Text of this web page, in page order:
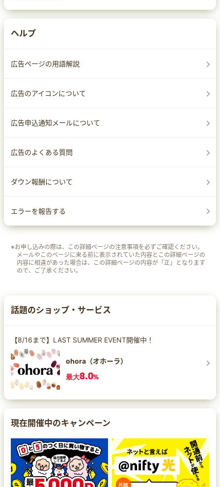
ヘルプ
広告ページの用語解説
広告のアイコンについて
広告申込通知メールについて
広告のよくある質問
ダウン報酬について
エラーを報告する
※お申し込みの際は、この詳細ページの注意事項を必ずご確認ください。
メールやこのページに来る前に表示されていた内容とこの詳細ページの
内容に相違があった場合は、この詳細ページの内容が「正」となります
ので、ご了承ください。
話題のショップ・サービス
【8/16まで】LAST SUMMER EVENT開催中！
ohora（オホーラ）
最大8.0%
現在開催中のキャンペーン